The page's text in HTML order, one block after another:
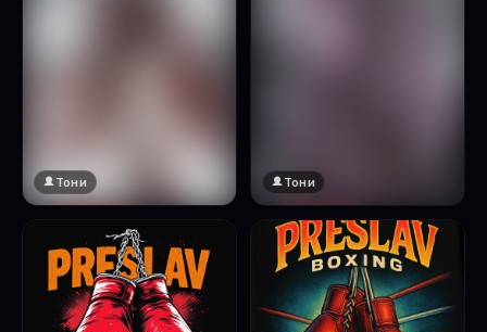
Натисни за преглед
Тони
🔞 18+
Натисни за преглед
Тони